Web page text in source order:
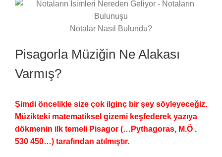
Notalar Nasıl Bulundu?
Pisagorla Müziğin Ne Alakası
Varmış?
Şimdi öncelikle size çok ilginç bir şey söyleyeceğiz.
Müzikteki matematiksel gizemi keşfederek yazıya
dökmenin ilk temeli Pisagor (…Pythagoras, M.Ö .
530 450…) tarafından atılmıştır.